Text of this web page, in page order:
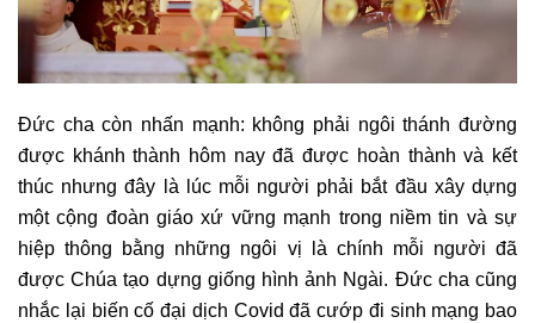
Đức cha còn nhấn mạnh: không phải ngôi thánh đường
được khánh thành hôm nay đã được hoàn thành và kết
thúc nhưng đây là lúc mỗi người phải bắt đầu xây dựng
một cộng đoàn giáo xứ vững mạnh trong niềm tin và sự
hiệp thông bằng những ngôi vị là chính mỗi người đã
được Chúa tạo dựng giống hình ảnh Ngài. Đức cha cũng
nhắc lại biến cố đại dịch Covid đã cướp đi sinh mạng bao